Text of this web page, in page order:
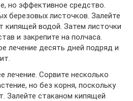
но эффективное средство.
березовых листочков. Залейте
кипящей водой. Затем листочки
и закрепите на полчаса.
лечение десять дней подряд и
лечение. Сорвите несколько
но без корня, поскольку
Залейте стаканом кипящей